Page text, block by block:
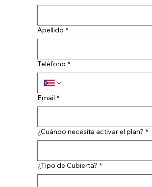
Apellido *
Teléfono *
Email *
¿Cuándo necesita activar el plan? *
¿Tipo de Cubierta? *